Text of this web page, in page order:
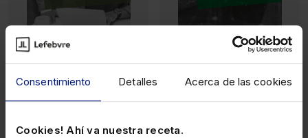
Consentimiento Detalles Acerca de las cookies
Cookies! Ahí va nuestra receta.
APUNTES Y CONSEJOS
Contratación de
APUNTES Y CONSEJOS
Conflictos entre socios: